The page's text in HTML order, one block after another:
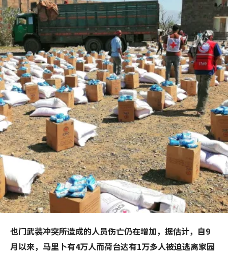
也门武装冲突所造成的人员伤亡仍在增加，据估计，自9
月以来，马里卜有4万人而荷台达有1万多人被迫逃离家园